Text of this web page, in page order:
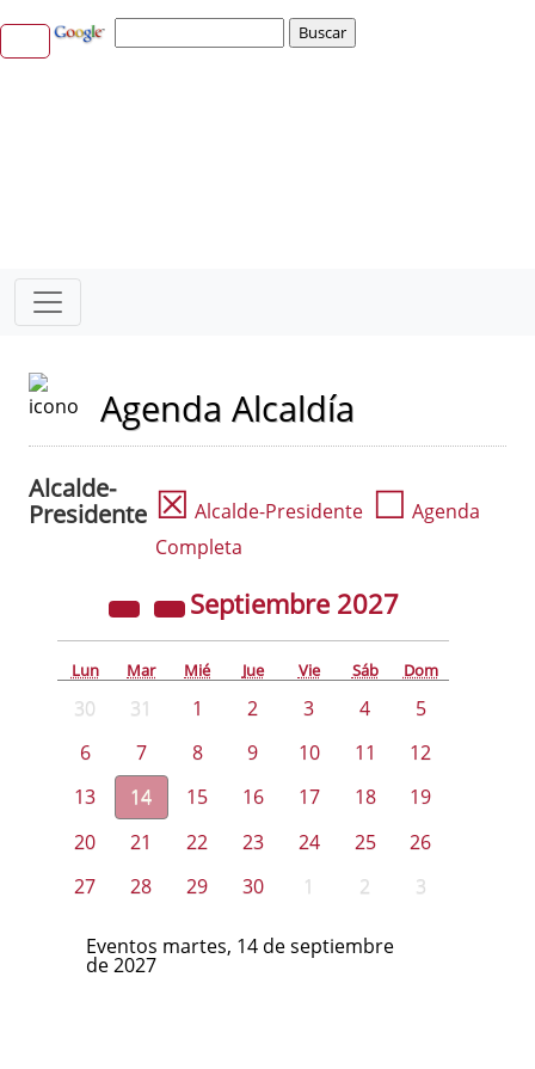
Agenda Alcaldía
Alcalde-
Presidente ☒ Alcalde-Presidente ☐ Agenda
Completa
Septiembre 2027
Lun Mar Mié Jue Vie Sáb Dom
30 31 1 2 3 4
5
6
7 8 9 10 11
12
13
14 15 16 17 18
19
20
21 22 23 24 25
26
27
28 29 30 1 2 3
Eventos martes, 14 de septiembre
de 2027